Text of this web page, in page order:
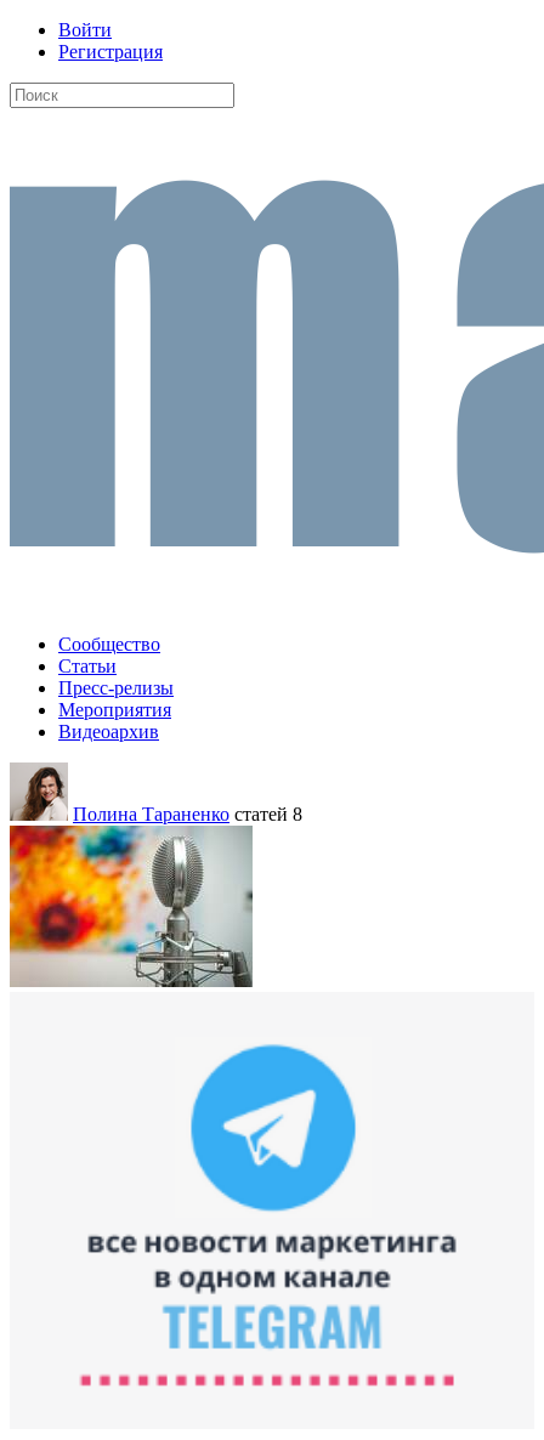
Войти
Регистрация
Сообщество
Статьи
Пресс-релизы
Мероприятия
Видеоархив
Полина Тараненко статей 8